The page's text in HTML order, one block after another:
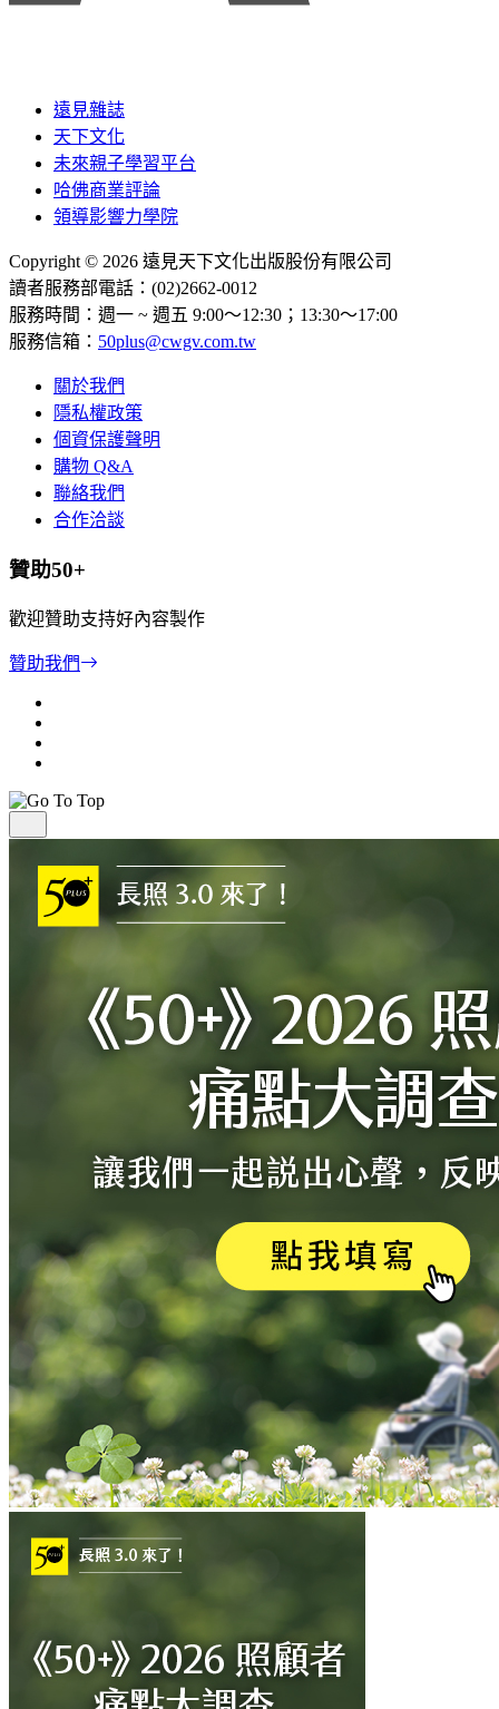
遠見雜誌
天下文化
未來親子學習平台
哈佛商業評論
領導影響力學院
Copyright © 2026 遠見天下文化出版股份有限公司
讀者服務部電話：(02)2662-0012
服務時間：週一 ~ 週五 9:00～12:30；13:30～17:00
服務信箱： 50plus@cwgv.com.tw
關於我們
隱私權政策
個資保護聲明
購物 Q&A
聯絡我們
合作洽談
贊助50+
歡迎贊助支持好內容製作
贊助我們